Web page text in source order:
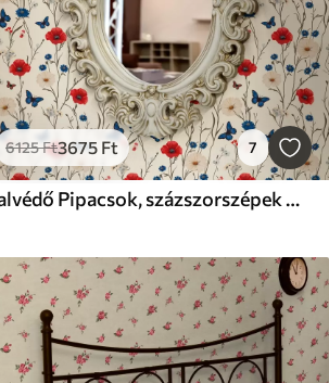
6125Ft3675 Ft 7
Falvédő Pipacsok, százszorszépek és pillangók fehér háttéren